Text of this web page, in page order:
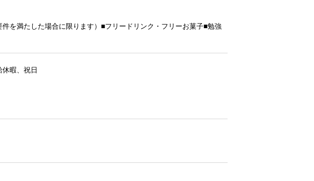
を満たした場合に限ります）■フリードリンク・フリーお菓子■勉強
暇、祝日